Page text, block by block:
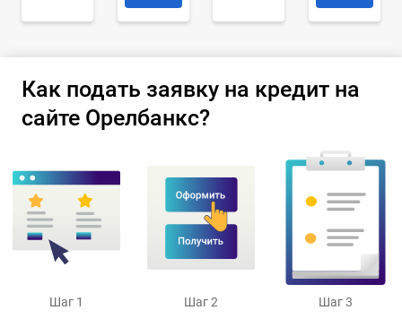
Как подать заявку на кредит на
сайте Орелбанкс?
Шаг 1
Шаг 2
Шаг 3